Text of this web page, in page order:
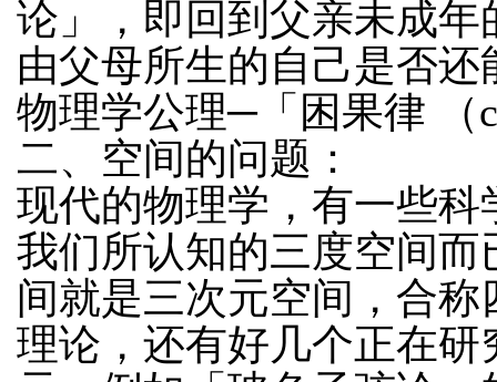
论」，即回到父亲未成
由父母所生的自己是否
物理学公理─「困果律 （
二、空间的问题：
现代的物理学，有一些
我们所认知的三度空间
间就是三次元空间，合
理论，还有好几个正在